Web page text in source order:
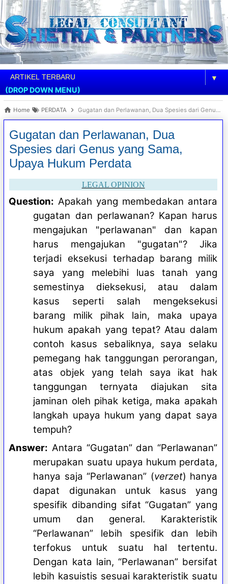
▼
(DROP DOWN MENU)
Home PERDATA Gugatan dan Perlawanan, Dua Spesies dari Genus yang Sama, Upaya Hukum Perdata
Gugatan dan Perlawanan, Dua
Spesies dari Genus yang Sama,
Upaya Hukum Perdata
LEGAL OPINION
Question: Apakah yang membedakan antara
gugatan dan perlawanan? Kapan harus
mengajukan "perlawanan" dan kapan
harus mengajukan "gugatan"? Jika
terjadi eksekusi terhadap barang milik
saya yang melebihi luas tanah yang
semestinya dieksekusi, atau dalam
kasus seperti salah mengeksekusi
barang milik pihak lain, maka upaya
hukum apakah yang tepat? Atau dalam
contoh kasus sebaliknya, saya selaku
pemegang hak tanggungan perorangan,
atas objek yang telah saya ikat hak
tanggungan ternyata diajukan sita
jaminan oleh pihak ketiga, maka apakah
langkah upaya hukum yang dapat saya
tempuh?
Answer: Antara “Gugatan” dan “Perlawanan”
merupakan suatu upaya hukum perdata,
hanya saja “Perlawanan” (verzet) hanya
dapat digunakan untuk kasus yang
spesifik dibanding sifat “Gugatan” yang
umum dan general. Karakteristik
“Perlawanan” lebih spesifik dan lebih
terfokus untuk suatu hal tertentu.
Dengan kata lain, “Perlawanan” bersifat
lebih kasuistis sesuai karakteristik suatu